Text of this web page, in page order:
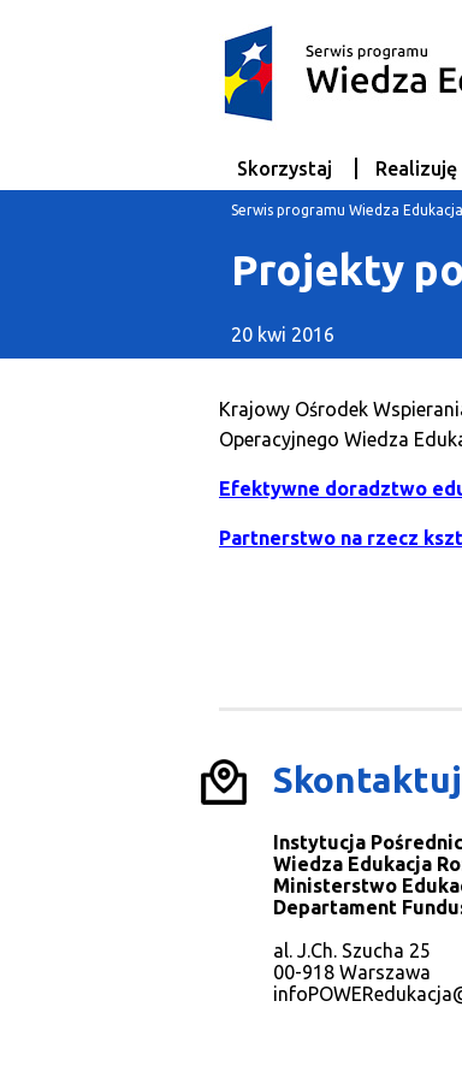
Skorzystaj Realizuję
Serwis programu Wiedza
Projekty
20 kwi 2016
Krajowy Ośrodek
Operacyjnego Wiedza
Efektywne doradztwo
Partnerstwo na rzecz
Instytucja
Wiedza Edukacja
Ministerstwo
Departament
al. J.Ch. Szucha 25
00-918 Warszawa